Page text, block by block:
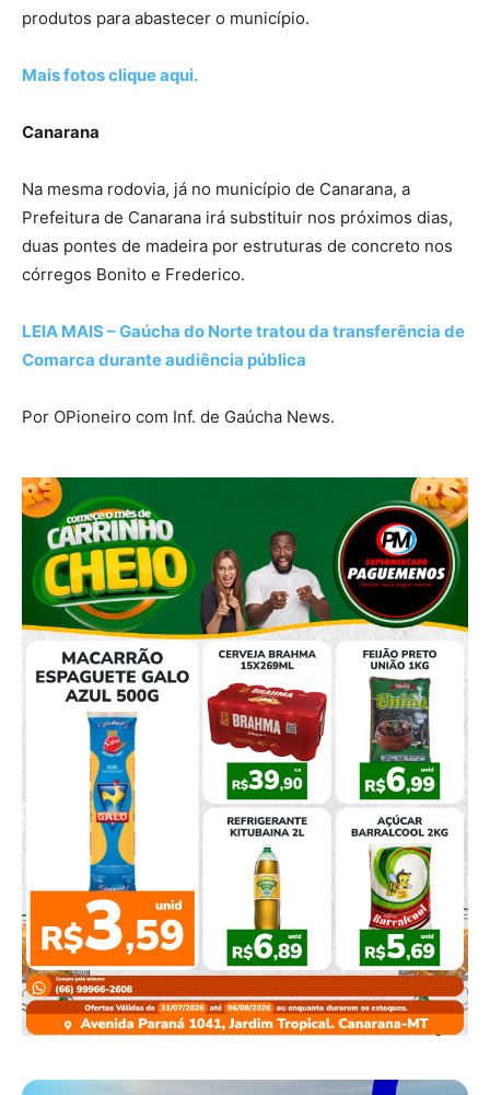
produtos para abastecer o município.
Mais fotos clique aqui.
Canarana
Na mesma rodovia, já no município de Canarana, a
Prefeitura de Canarana irá substituir nos próximos dias,
duas pontes de madeira por estruturas de concreto nos
córregos Bonito e Frederico.
LEIA MAIS – Gaúcha do Norte tratou da transferência de
Comarca durante audiência pública
Por OPioneiro com Inf. de Gaúcha News.